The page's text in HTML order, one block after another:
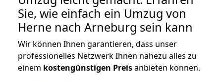
Sie, wie einfach ein Umzug von
Herne nach Arneburg sein kann
Wir können Ihnen garantieren, dass unser
professionelles Netzwerk Ihnen nahezu alles zu
einem kostengünstigen Preisanbieten können.